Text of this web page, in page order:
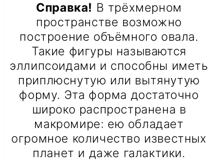
Справка! В трёхмерном
пространстве возможно
построение объёмного овала.
Такие фигуры называются
эллипсоидами и способны иметь
приплюснутую или вытянутую
форму. Эта форма достаточно
широко распространена в
макромире: ею обладает
огромное количество известных
планет и даже галактики.